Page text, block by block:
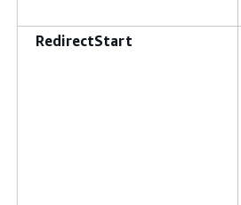
RedirectStart